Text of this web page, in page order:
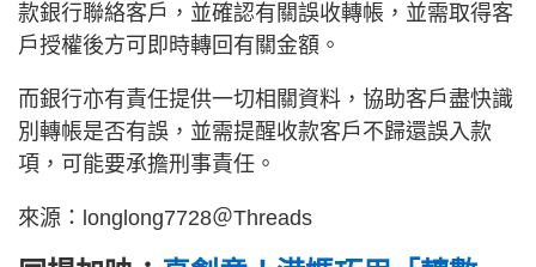
款銀行聯絡客戶，並確認有關誤收轉帳，並需取得客
戶授權後方可即時轉回有關金額。
而銀行亦有責任提供一切相關資料，協助客戶盡快識
別轉帳是否有誤，並需提醒收款客戶不歸還誤入款
項，可能要承擔刑事責任。
來源：longlong7728＠Threads